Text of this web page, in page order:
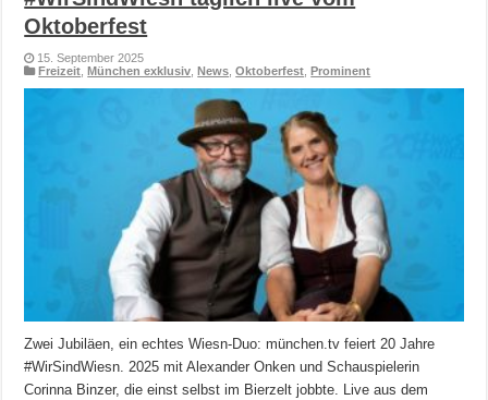
Oktoberfest
15. September 2025
Freizeit ,München exklusiv ,News ,Oktoberfest ,Prominent
Zwei Jubiläen, ein echtes Wiesn-Duo: münchen.tv feiert 20 Jahre
#WirSindWiesn. 2025 mit Alexander Onken und Schauspielerin
Corinna Binzer, die einst selbst im Bierzelt jobbte. Live aus dem